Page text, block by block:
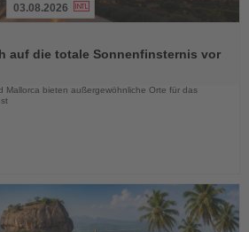
03.08.2026
auf die totale Sonnenfinsternis vor
Mallorca bieten außergewöhnliche Orte für das